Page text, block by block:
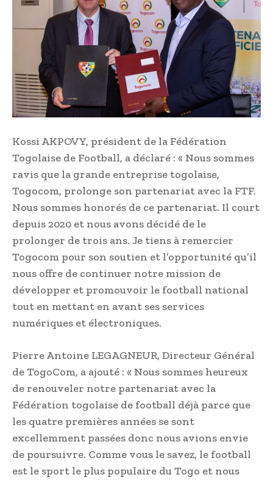
Kossi AKPOVY, président de la Fédération
Togolaise de Football, a déclaré : « Nous sommes
ravis que la grande entreprise togolaise,
Togocom, prolonge son partenariat avec la FTF.
Nous sommes honorés de ce partenariat. Il court
depuis 2020 et nous avons décidé de le
prolonger de trois ans. Je tiens à remercier
Togocom pour son soutien et l’opportunité qu’il
nous offre de continuer notre mission de
développer et promouvoir le football national
tout en mettant en avant ses services
numériques et électroniques.
Pierre Antoine LEGAGNEUR, Directeur Général
de TogoCom, a ajouté : « Nous sommes heureux
de renouveler notre partenariat avec la
Fédération togolaise de football déjà parce que
les quatre premières années se sont
excellemment passées donc nous avions envie
de poursuivre. Comme vous le savez, le football
est le sport le plus populaire du Togo et nous